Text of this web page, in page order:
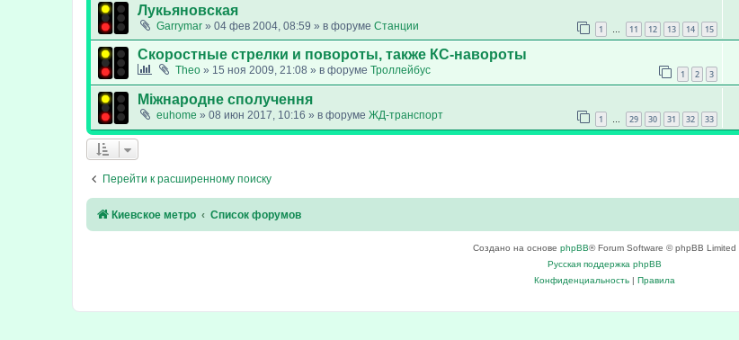
Лукьяновская
Garrymar » 04 фев 2004, 08:59 » в форуме Станции 1 … 11 12 13 14 15
Скоростные стрелки и повороты, также КС-навороты
Theo » 15 ноя 2009, 21:08 » в форуме Троллейбус 1 2 3
Міжнародне сполучення
euhome » 08 июн 2017, 10:16 » в форуме ЖД-транспорт 1 29 30 31 32 33
Перейти к расширенному поиску
Киевское метро Список форумов
Создано на основе phpBB® Forum Software © phpBB Limited
Русская поддержка phpBB
Конфиденциальность| Правила